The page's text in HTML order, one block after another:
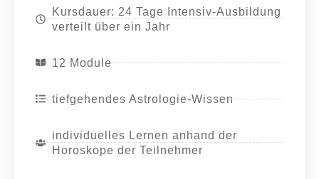
Kursdauer: 24 Tage Intensiv-Ausbildung
verteilt über ein Jahr
12 Module
tiefgehendes Astrologie-Wissen
individuelles Lernen anhand der
Horoskope der Teilnehmer